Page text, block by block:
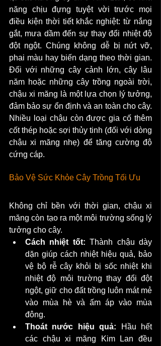
năng chịu đựng tuyệt vời trước mọi
điều kiện thời tiết khắc nghiệt: từ nắng
gắt, mưa dầm đến sự thay đổi nhiệt độ
đột ngột. Chúng không dễ bị nứt vỡ,
phai màu hay biến dạng theo thời gian.
Đối với những cây cảnh lớn, cây lâu
năm hoặc những cây trồng ngoài trời,
chậu xi măng là một lựa chọn lý tưởng,
đảm bảo sự ổn định và an toàn cho cây.
Nhiều loại chậu còn được gia cố thêm
cốt thép hoặc sợi thủy tinh (đối với dòng
chậu xi măng nhẹ) để tăng cường độ
cứng cáp.
Bảo Vệ Sức Khỏe Cây Trồng Tối Ưu
Không chỉ bền với thời gian, chậu xi
măng còn tạo ra một môi trường sống lý
tưởng cho cây.
Cách nhiệt tốt: Thành chậu dày
dặn giúp cách nhiệt hiệu quả, bảo
vệ bộ rễ cây khỏi bị sốc nhiệt khi
nhiệt độ môi trường thay đổi đột
ngột, giữ cho đất trồng luôn mát mẻ
vào mùa hè và ấm áp vào mùa
đông.
Thoát nước hiệu quả: Hầu hết
các chậu xi măng Kim Lan đều